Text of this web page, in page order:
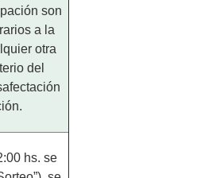
son
a la
otra
del
hs. se